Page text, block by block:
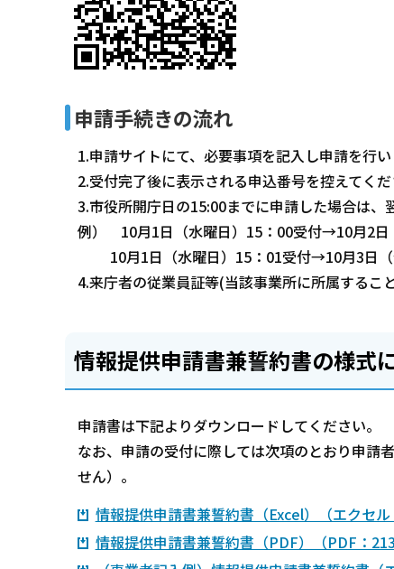
申請手続きの流れ
1.申請サイトにて、必要事項を記入し申請を行い
2.受付完了後に表示される申込番号を控えてくだ
3.市役所開庁日の15:00までに申請した場合は、
例） 10月1日（水曜日）15：00受付→10月2日
10月1日（水曜日）15：01受付→10月3日（
4.来庁者の従業員証等(当該事業所に所属するこ
情報提供申請書兼誓約書の様式
申請書は下記よりダウンロードしてください。
なお、申請の受付に際しては次項のとおり申請
せん）。
情報提供申請書兼誓約書（Excel）（エクセル
情報提供申請書兼誓約書（PDF）（PDF：